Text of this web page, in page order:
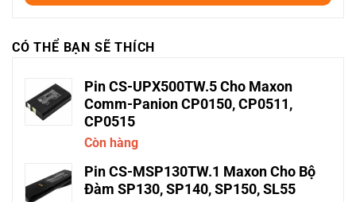
CÓ THỂ BẠN SẼ THÍCH
Pin CS-UPX500TW.5 Cho Maxon
Comm-Panion CP0150, CP0511,
CP0515
Còn hàng
Pin CS-MSP130TW.1 Maxon Cho Bộ
Đàm SP130, SP140, SP150, SL55